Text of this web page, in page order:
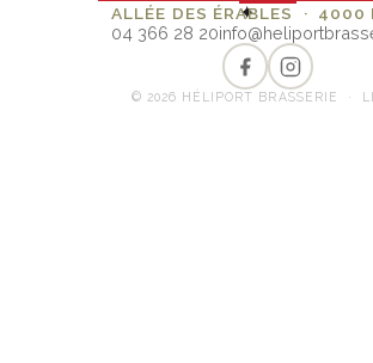
✦
ALLÉE DES ÉRABLES · 4000
04 366 28 20
© 2026 HÉLIPORT BRASSERIE ·